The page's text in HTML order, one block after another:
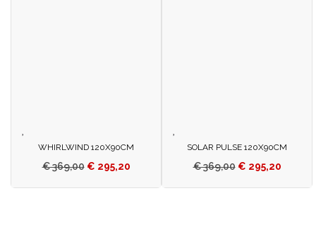
WHIRLWIND 120X90CM
€369,00 € 295,20
SOLAR PULSE 120X90CM
€369,00 € 295,20